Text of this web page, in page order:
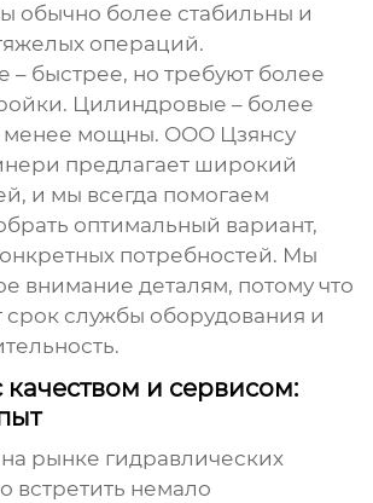
обычно более стабильны и
операций.
– быстрее, но требуют более
Цилиндровые – более
менее мощны. ООО Цзянсу
предлагает широкий
и мы всегда помогаем
оптимальный вариант,
потребностей. Мы
внимание деталям, потому что
срок службы оборудования и
и сервисом:
рынке гидравлических
встретить немало